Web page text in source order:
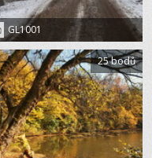
GL1001
25 bodů